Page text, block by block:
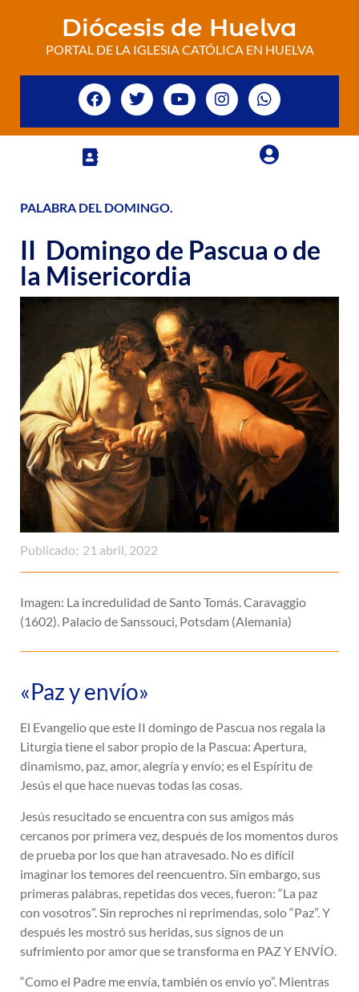
Diócesis de Huelva
PORTAL DE LA IGLESIA CATÓLICA EN HUELVA
PALABRA DEL DOMINGO.
II Domingo de Pascua o de
la Misericordia
Publicado: 21 abril, 2022
Imagen: La incredulidad de Santo Tomás. Caravaggio
(1602). Palacio de Sanssouci, Potsdam (Alemania)
«Paz y envío»
El Evangelio que este II domingo de Pascua nos regala la
Liturgia tiene el sabor propio de la Pascua: Apertura,
dinamismo, paz, amor, alegría y envío; es el Espíritu de
Jesús el que hace nuevas todas las cosas.
Jesús resucitado se encuentra con sus amigos más
cercanos por primera vez, después de los momentos duros
de prueba por los que han atravesado. No es difícil
imaginar los temores del reencuentro. Sin embargo, sus
primeras palabras, repetidas dos veces, fueron: “La paz
con vosotros”. Sin reproches ni reprimendas, solo “Paz”. Y
después les mostró sus heridas, sus signos de un
sufrimiento por amor que se transforma en PAZ Y ENVÍO.
“Como el Padre me envía, también os envío yo”. Mientras